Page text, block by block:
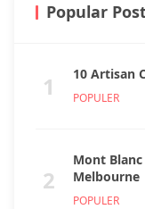
Popular
1 10 Artisan
POPULER
2
Mont
Melbourne
POPULER